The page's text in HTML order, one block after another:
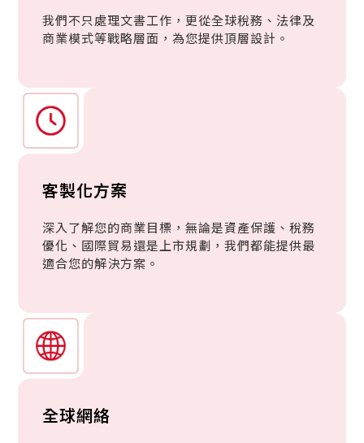
我們不只處理文書工作，更從全球稅務、法律及
商業模式等戰略層面，為您提供頂層設計。
客製化方案
深入了解您的商業目標，無論是資產保護、稅務
優化、國際貿易還是上市規劃，我們都能提供最
適合您的解決方案。
全球網絡